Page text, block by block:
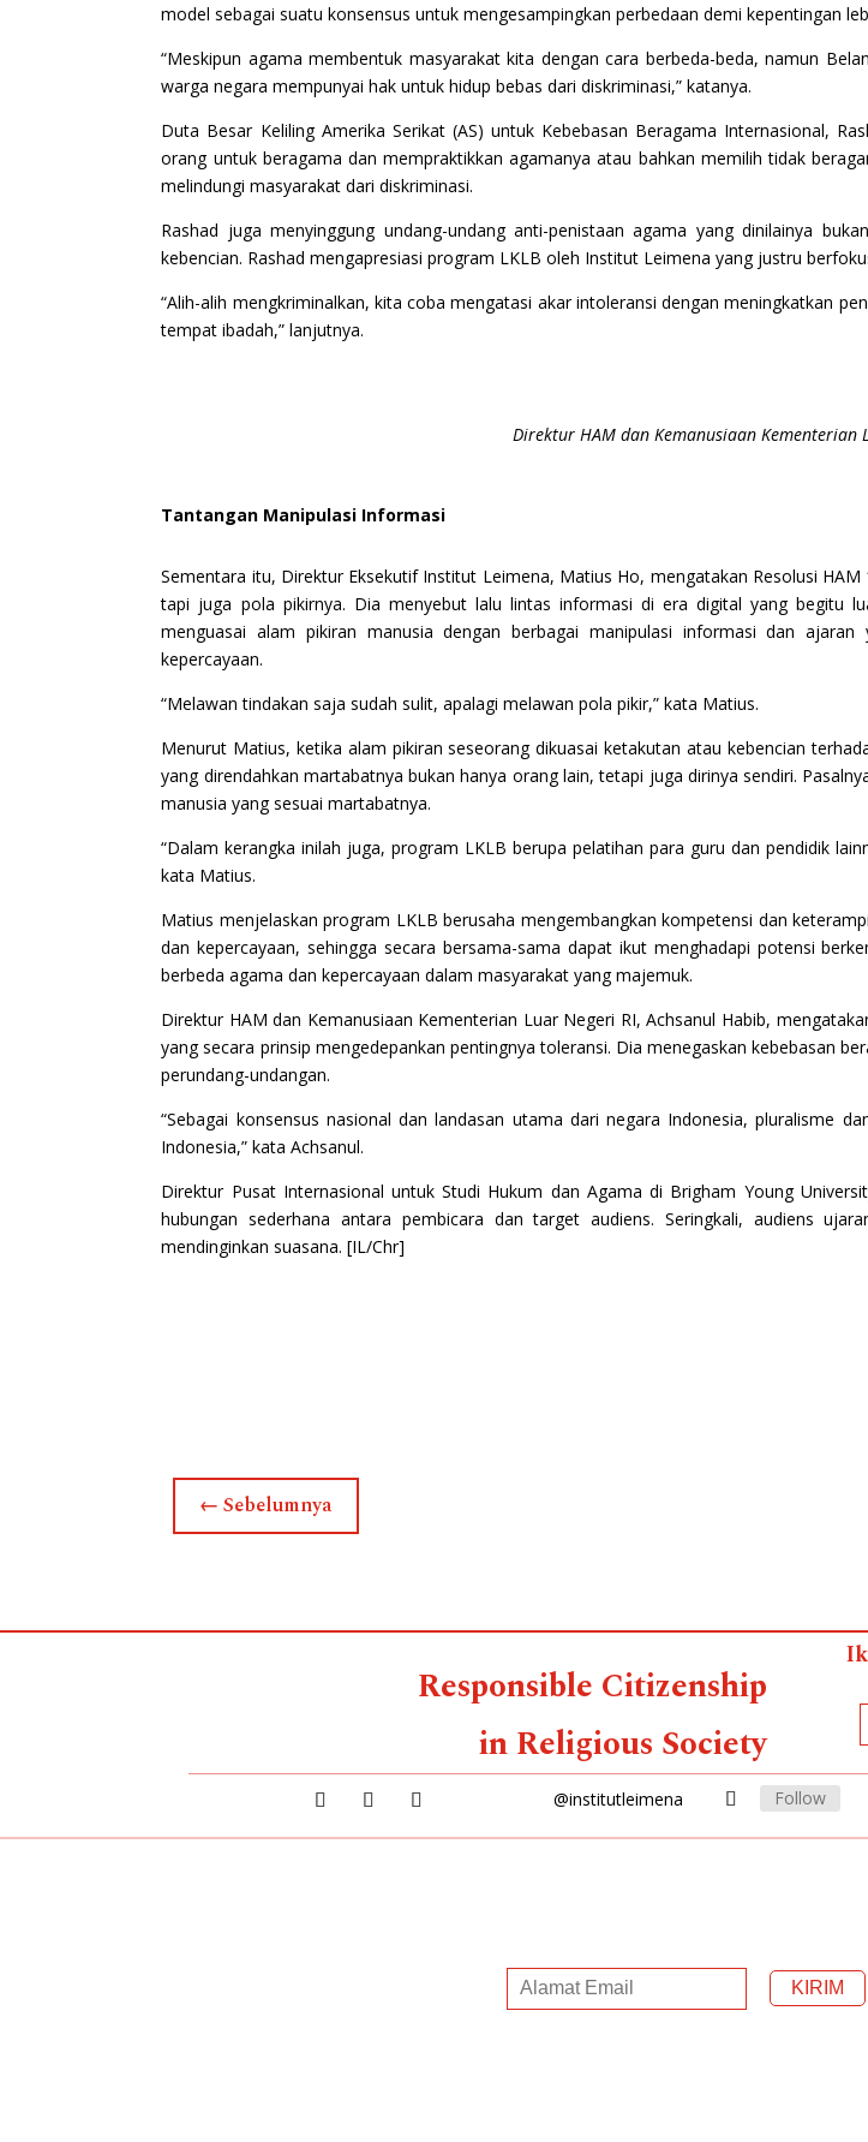
model sebagai suatu konsensus untuk mengesampingkan perbedaan demi kepentingan
“Meskipun agama membentuk masyarakat kita dengan cara berbeda-beda, namun
warga negara mempunyai hak untuk hidup bebas dari diskriminasi,” katanya.
Duta Besar Keliling Amerika Serikat (AS) untuk Kebebasan Beragama Internasional,
orang untuk beragama dan mempraktikkan agamanya atau bahkan memilih tidak
melindungi masyarakat dari diskriminasi.
Rashad juga menyinggung undang-undang anti-penistaan agama yang dinilainya
kebencian. Rashad mengapresiasi program LKLB oleh Institut Leimena yang justru
“Alih-alih mengkriminalkan, kita coba mengatasi akar intoleransi dengan meningkatkan
tempat ibadah,” lanjutnya.
Direktur HAM dan Kemanusiaan Kementerian
Tantangan Manipulasi Informasi
Sementara itu, Direktur Eksekutif Institut Leimena, Matius Ho, mengatakan Resolusi
tapi juga pola pikirnya. Dia menyebut lalu lintas informasi di era digital yang begitu
menguasai alam pikiran manusia dengan berbagai manipulasi informasi dan
kepercayaan.
“Melawan tindakan saja sudah sulit, apalagi melawan pola pikir,” kata Matius.
Menurut Matius, ketika alam pikiran seseorang dikuasai ketakutan atau kebencian
yang direndahkan martabatnya bukan hanya orang lain, tetapi juga dirinya sendiri.
manusia yang sesuai martabatnya.
“Dalam kerangka inilah juga, program LKLB berupa pelatihan para guru dan pendidik
kata Matius.
Matius menjelaskan program LKLB berusaha mengembangkan kompetensi dan
dan kepercayaan, sehingga secara bersama-sama dapat ikut menghadapi potensi
berbeda agama dan kepercayaan dalam masyarakat yang majemuk.
Direktur HAM dan Kemanusiaan Kementerian Luar Negeri RI, Achsanul Habib,
yang secara prinsip mengedepankan pentingnya toleransi. Dia menegaskan kebebasan
perundang-undangan.
“Sebagai konsensus nasional dan landasan utama dari negara Indonesia, pluralisme
Indonesia,” kata Achsanul.
Direktur Pusat Internasional untuk Studi Hukum dan Agama di Brigham Young
hubungan sederhana antara pembicara dan target audiens. Seringkali, audiens
mendinginkan suasana. [IL/Chr]
←Sebelumnya
Responsible Citizenship
in Religious Society
@institutleimena Follow